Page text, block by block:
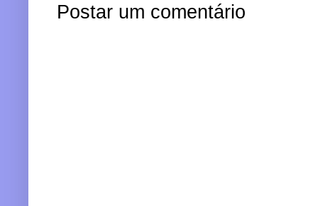
Postar um comentário